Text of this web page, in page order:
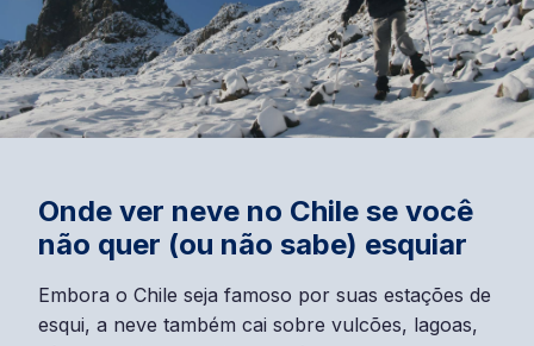
Onde ver neve no Chile se você
não quer (ou não sabe) esquiar
Embora o Chile seja famoso por suas estações de
esqui, a neve também cai sobre vulcões, lagoas,